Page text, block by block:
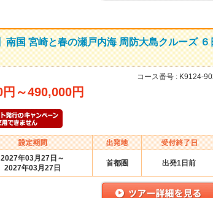
国 宮崎と春の瀬戸内海 周防大島クルーズ ６
コース番号 : K9124-
～490,000円
2027年03月27日～
2027年03月27日
首都圏 出発1日前